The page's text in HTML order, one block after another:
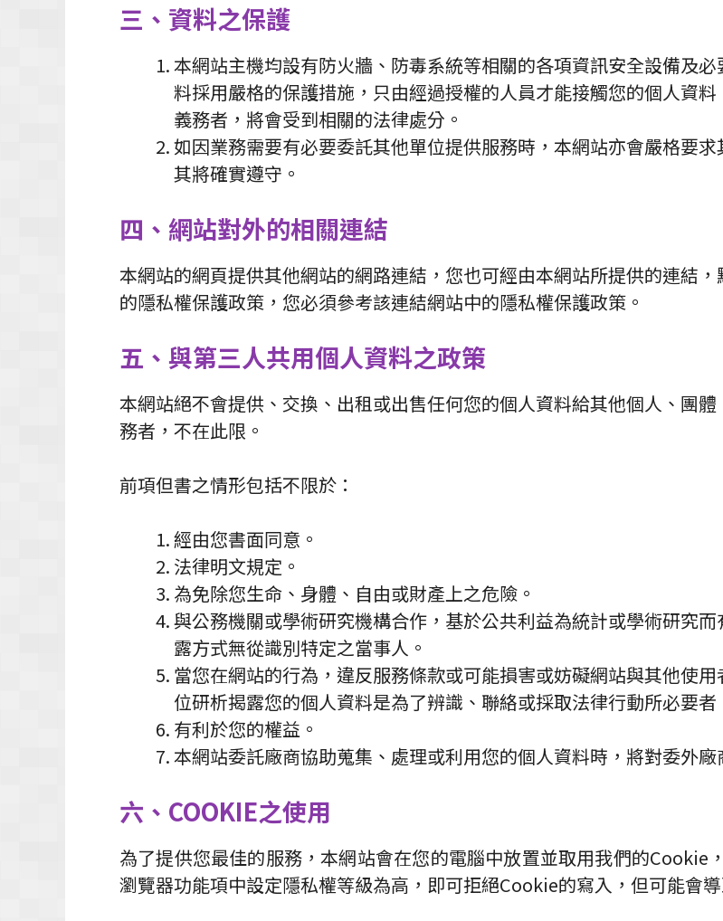
三、資料之保護
本網站主機均設有防火牆、防毒系統等相關的各項資訊安全設備及
料採用嚴格的保護措施，只由經過授權的人員才能接觸您的個人資
義務者，將會受到相關的法律處分。
如因業務需要有必要委託其他單位提供服務時，本網站亦會嚴格要
其將確實遵守。
四、網站對外的相關連結
本網站的網頁提供其他網站的網路連結，您也可經由本網站所提供的連結
的隱私權保護政策，您必須參考該連結網站中的隱私權保護政策。
五、與第三人共用個人資料之政策
本網站絕不會提供、交換、出租或出售任何您的個人資料給其他個人、團
務者，不在此限。
前項但書之情形包括不限於：
經由您書面同意。
法律明文規定。
為免除您生命、身體、自由或財產上之危險。
與公務機關或學術研究機構合作，基於公共利益為統計或學術研究
露方式無從識別特定之當事人。
當您在網站的行為，違反服務條款或可能損害或妨礙網站與其他使
位研析揭露您的個人資料是為了辨識、聯絡或採取法律行動所必要者
有利於您的權益。
本網站委託廠商協助蒐集、處理或利用您的個人資料時，將對委外廠
六、COOKIE之使用
為了提供您最佳的服務，本網站會在您的電腦中放置並取用我們的Cookie
瀏覽器功能項中設定隱私權等級為高，即可拒絕Cookie的寫入，但可能會